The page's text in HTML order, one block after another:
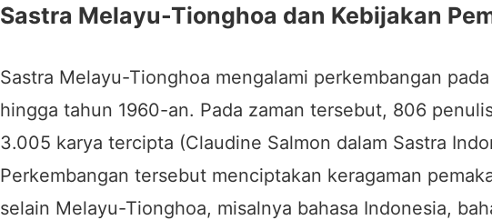
Sastra Melayu-Tionghoa dan Kebijakan
Sastra Melayu-Tionghoa mengalami perkembangan
hingga tahun 1960-an. Pada zaman tersebut, 806
3.005 karya tercipta (Claudine Salmon dalam Sastra
Perkembangan tersebut menciptakan keragaman
selain Melayu-Tionghoa, misalnya bahasa Indonesia,